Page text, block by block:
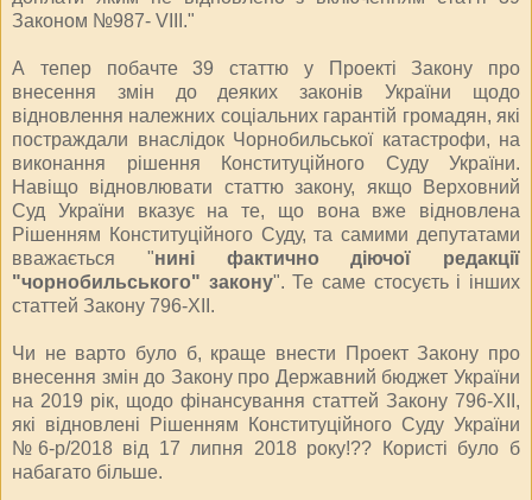
Законом №987- VIII."
А тепер побачте 39 статтю у Проекті Закону про
внесення змін до деяких законів України щодо
відновлення належних соціальних гарантій громадян, які
постраждали внаслідок Чорнобильської катастрофи, на
виконання рішення Конституційного Суду України.
Навіщо відновлювати статтю закону, якщо Верховний
Суд України вказує на те, що вона вже відновлена
Рішенням Конституційного Суду, та самими депутатами
вважається "нині фактично діючої редакції
"чорнобильського" закону". Те саме стосуєть і інших
статтей Закону 796-ХІІ.
Чи не варто було б, краще внести Проект Закону про
внесення змін до Закону про Державний бюджет України
на 2019 рік, щодо фінансування статтей Закону 796-ХІІ,
які відновлені Рішенням Конституційного Суду України
№6-р/2018 від 17 липня 2018 року!?? Користі було б
набагато більше.